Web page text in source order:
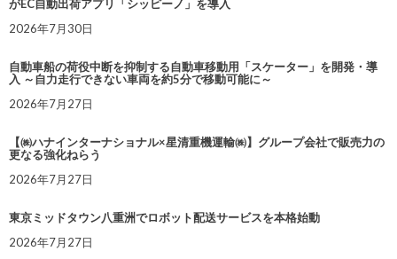
がEC自動出荷アプリ「シッピーノ」を導入
2026年7月30日
自動車船の荷役中断を抑制する自動車移動用「スケーター」を開発・導
入 ～自力走行できない車両を約5分で移動可能に～
2026年7月27日
【㈱ハナインターナショナル×星清重機運輸㈱】グループ会社で販売力の
更なる強化ねらう
2026年7月27日
東京ミッドタウン八重洲でロボット配送サービスを本格始動
2026年7月27日